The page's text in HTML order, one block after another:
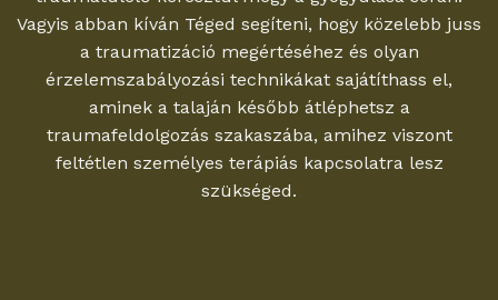
megtámogassa annak a komplex, többfázisú
munkának az első szakaszát, amin minden
traumatúlélő keresztül megy a gyógyulása során.
Vagyis abban kíván Téged segíteni, hogy közelebb juss
a traumatizáció megértéséhez és olyan
érzelemszabályozási technikákat sajátíthass el,
aminek a talaján később átléphetsz a
traumafeldolgozás szakaszába, amihez viszont